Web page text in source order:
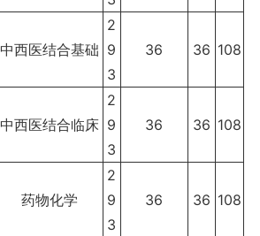
中西医结合基础
2
9
3
36 36 108
中西医结合临床
2
9
3
36 36 108
药物化学
2
9
3
36 36 108